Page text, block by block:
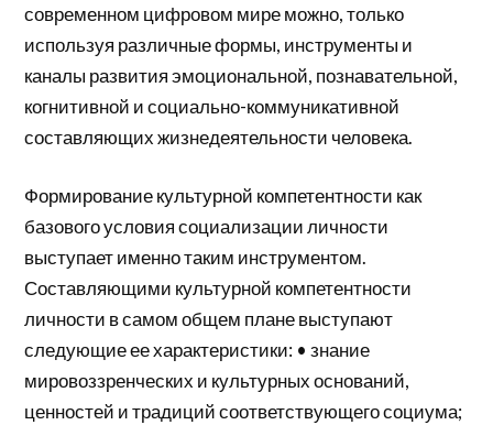
современном цифровом мире можно, только
используя различные формы, инструменты и
каналы развития эмоциональной, познавательной,
когнитивной и социально-коммуникативной
составляющих жизнедеятельности человека.
Формирование культурной компетентности как
базового условия социализации личности
выступает именно таким инструментом.
Составляющими культурной компетентности
личности в самом общем плане выступают
следующие ее характеристики: • знание
мировоззренческих и культурных оснований,
ценностей и традиций соответствующего социума;